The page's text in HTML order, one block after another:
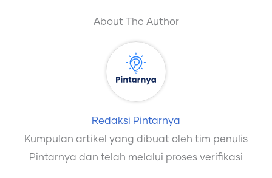
About The Author
Redaksi Pintarnya
Kumpulan artikel yang dibuat oleh tim penulis
Pintarnya dan telah melalui proses verifikasi